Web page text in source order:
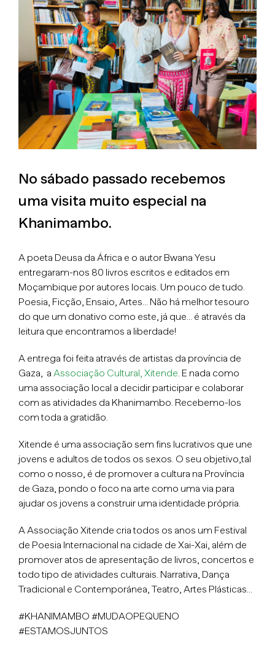
Larger
Image
No sábado passado recebemos
uma visita muito especial na
Khanimambo.
A poeta Deusa da África e o autor Bwana Yesu
entregaram-nos 80 livros escritos e editados em
Moçambique por autores locais. Um pouco de tudo.
Poesia, Ficção, Ensaio, Artes… Não há melhor tesouro
do que um donativo como este, já que… é através da
leitura que encontramos a liberdade!
A entrega foi feita através de artistas da província de
Gaza, a Associação Cultural, Xitende . E nada como
uma associação local a decidir participar e colaborar
com as atividades da Khanimambo. Recebemo-los
com toda a gratidão.
Xitende é uma associação sem fins lucrativos que une
jovens e adultos de todos os sexos. O seu objetivo,tal
como o nosso, é de promover a cultura na Província
de Gaza, pondo o foco na arte como uma via para
ajudar os jovens a construir uma identidade própria.
A Associação Xitende cria todos os anos um Festival
de Poesia Internacional na cidade de Xai-Xai, além de
promover atos de apresentação de livros, concertos e
todo tipo de atividades culturais. Narrativa, Dança
Tradicional e Contemporánea, Teatro, Artes Plásticas…
#KHANIMAMBO #MUDAOPEQUENO
#ESTAMOSJUNTOS